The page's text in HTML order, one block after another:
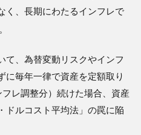
く、長期にわたるインフレで
。
て、為替変動リスクやインフ
に毎年一律で資産を定額取り
レ調整分）続けた場合、資産
ドルコスト平均法」の罠に陥